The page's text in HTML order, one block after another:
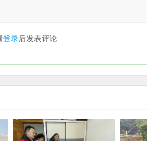
登录后发表评论